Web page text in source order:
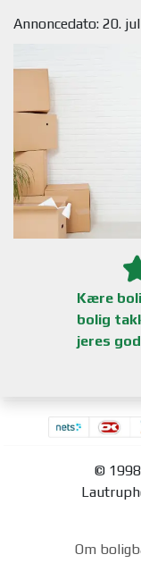
Annoncedato: 20.
Kære
bolig
jeres
©
Om